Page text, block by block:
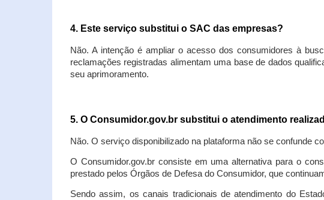
4. Este serviço substitui o SAC das empresas?
Não. A intenção é ampliar o acesso dos consumidores à
reclamações registradas alimentam uma base de dados
seu aprimoramento.
5. O Consumidor.gov.br substitui o atendimento
Não. O serviço disponibilizado na plataforma não se confunde
O Consumidor.gov.br consiste em uma alternativa para o
prestado pelos Órgãos de Defesa do Consumidor, que
Sendo assim, os canais tradicionais de atendimento do